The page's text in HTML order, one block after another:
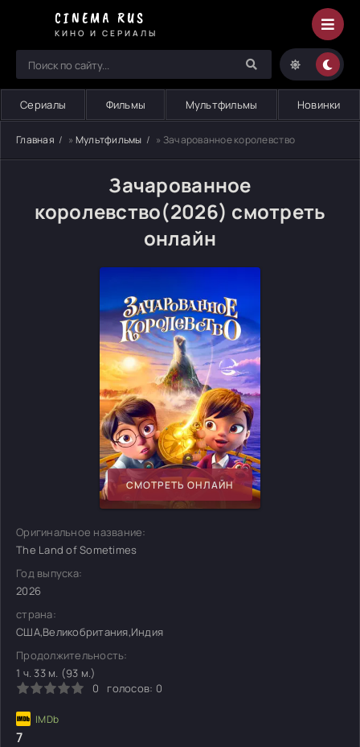
CINEMA RUS
КИНО И СЕРИАЛЫ
Сериалы Фильмы Мультфильмы Новинки
Главная » Мультфильмы » Зачарованное королевство
Зачарованное
королевство(2026) смотреть
онлайн
СМОТРЕТЬ ОНЛАЙН
Оригинальное название:
The Land of Sometimes
Год выпуска:
2026
страна:
США,Великобритания,Индия
Продолжительность:
1 ч. 33 м. (93 м.)
0
голосов: 0
7